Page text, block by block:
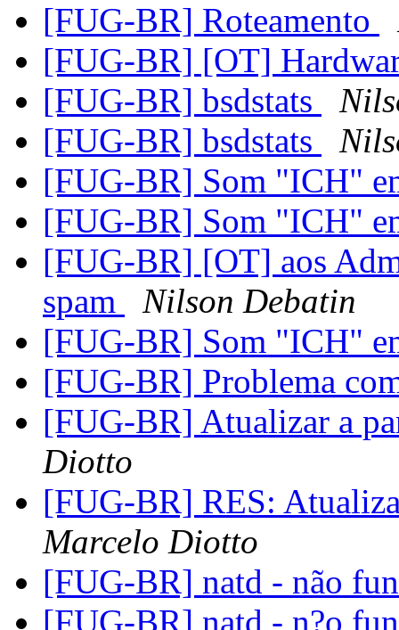
[FUG-BR] Roteamento
[FUG-BR] [OT]
[FUG-BR] bsdstats
[FUG-BR] bsdstats
[FUG-BR] Som "ICH"
[FUG-BR] Som "ICH"
[FUG-BR] [OT] aos
spam
Nilson Debatin
[FUG-BR] Som "ICH"
[FUG-BR] Problema
[FUG-BR] Atualizar a
Diotto
[FUG-BR] RES:
Marcelo Diotto
[FUG-BR] natd - não
[FUG-BR] natd - n?o